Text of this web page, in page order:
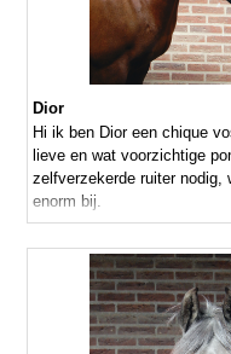
Dior
Hi ik ben Dior een chique
lieve en wat voorzichtige
zelfverzekerde ruiter nodig,
enorm bij.